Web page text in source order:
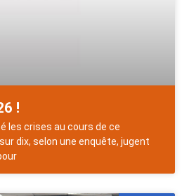
!
les crises au cours de ce
dix, selon une enquête, jugent